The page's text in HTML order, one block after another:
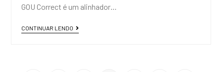
GOU Correct é um alinhador…
CONTINUAR LENDO